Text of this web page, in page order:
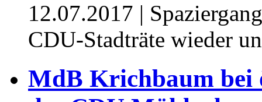
12.07.2017 |
CDU-Stadträte wieder
MdB Krichbaum bei